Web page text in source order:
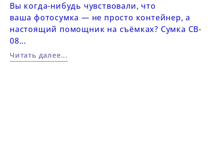
Вы когда-нибудь чувствовали, что
ваша фотосумка — не просто контейнер, а
настоящий помощник на съёмках? Сумка CB-
08...
Читать далее...